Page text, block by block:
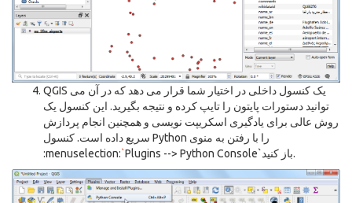
QGIS یک کنسول داخلی در اختیار شما قرار می دهد که در آن می
توانید دستورات پایتون را تایپ کرده و نتیجه بگیرید. این کنسول یک
روش عالی برای یادگیری اسکریپت نویسی و همچنین انجام پردازش
سریع داده است. کنسول Python را با رفتن به منوی
:menuselection:` Plugins --> Python Console`باز کنید.